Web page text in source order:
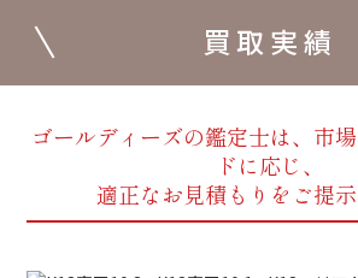
買取実績
ゴールディーズの鑑定士は、市
ドに応じ、
適正なお見積もりをご提示